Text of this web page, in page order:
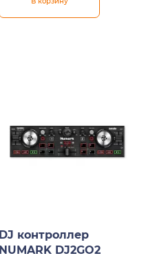
DJ контроллер
NUMARK DJ2GO2